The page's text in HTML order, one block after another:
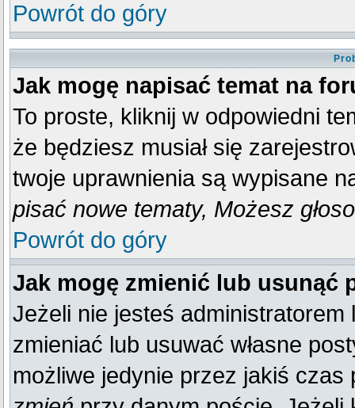
Powrót do góry
Jak mogę napisać temat na
To proste, kliknij w odpowiedni
że będziesz musiał się
twoje uprawnienia są wypisane
pisać nowe tematy, Możesz
Powrót do góry
Jak mogę zmienić lub usunąć
Jeżeli nie jesteś
zmieniać lub usuwać własne
możliwe jedynie przez jakiś